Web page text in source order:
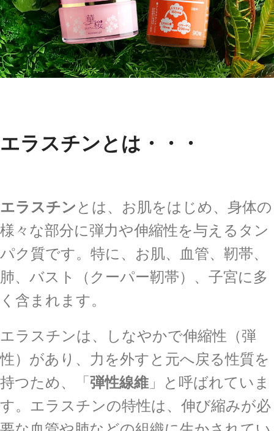
エラスチンとは・・・
エラスチン とは、お肌をはじめ、身体の
様々な部分に弾力や伸縮性を与えるタン
パク質です。特に、お肌、血管、靭帯、
肺、バスト（クーパー靭帯）、子宮に多
く含まれます。
エラスチンは、しなやかで伸縮性（弾
性）があり、力を外すと元へ戻る性質を
持つため、「弾性線維 」と呼ばれていま
す。エラスチンの特性は、伸び縮みが必